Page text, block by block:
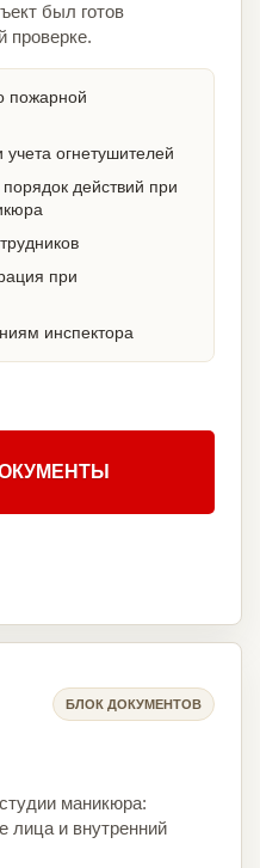
был готов
проверке.
пожарной
огнетушителей
действий при
при
инспектора
БЛОК ДОКУМЕНТОВ
маникюра:
лица и внутренний